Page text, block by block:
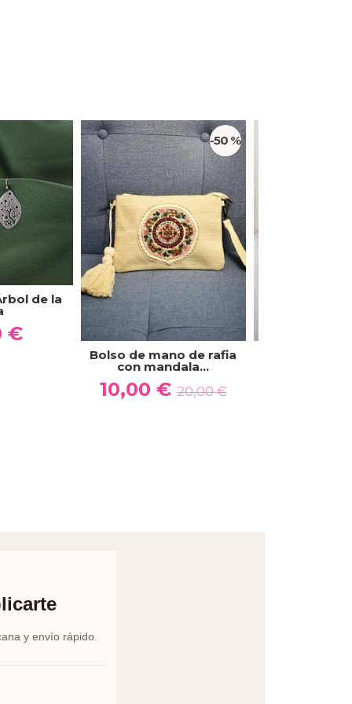
de la
€
-50 %
Bolso de mano de rafia
con mandala...
10,00 € 20,00 €
y envío rápido.